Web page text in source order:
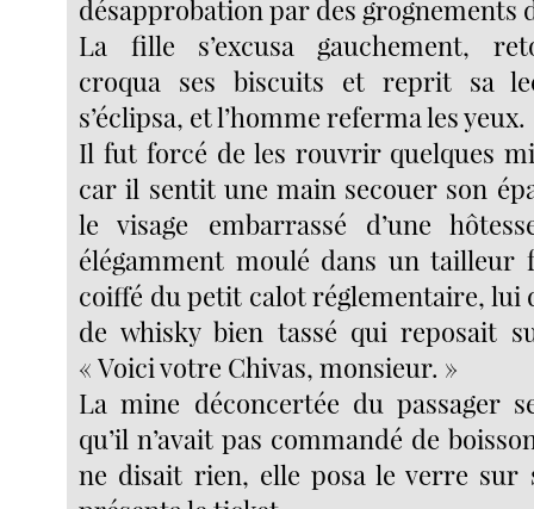
désapprobation par des grognements
La fille s’excusa gauchement,
croqua ses biscuits et reprit sa
s’éclipsa, et l’homme referma les yeux.
Il fut forcé de les rouvrir quelques
car il sentit une main secouer son
le visage embarrassé d’une
élégamment moulé dans un tailleur
coiffé du petit calot réglementaire, lui
de whisky bien tassé qui reposait
« Voici votre Chivas, monsieur. »
La mine déconcertée du passager
qu’il n’avait pas commandé de
ne disait rien, elle posa le verre sur